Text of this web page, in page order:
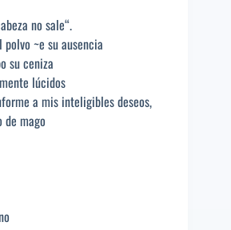
no sale“.
~e su ausencia
su ceniza
lúcidos
a mis inteligibles deseos,
de mago